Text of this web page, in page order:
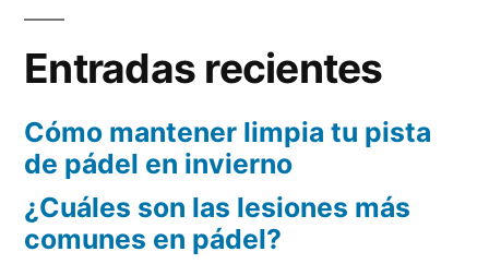
Entradas recientes
Cómo mantener limpia tu pista
de pádel en invierno
¿Cuáles son las lesiones más
comunes en pádel?